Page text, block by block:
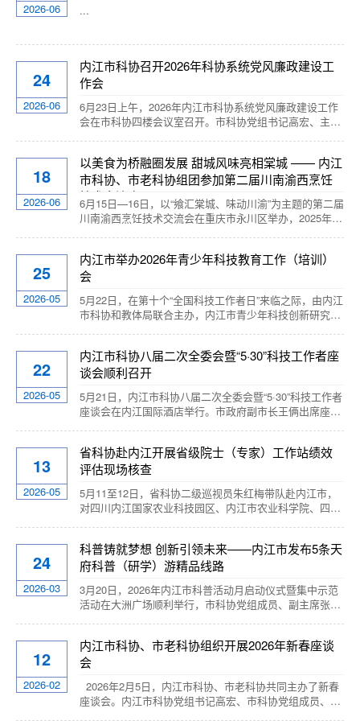
站点建设、专项补助机制等重点难点交流工作思路、提
2026-06 ...
24
2026-06
内江市科协召开2026年科协系统党风廉政建设工
作会
6月23日上午，2026年内江市科协系统党风廉政建设工作
会在市科协四楼会议室召开。市科协党组书记高宏、主席
学会、市科协机关和下属事业单位主要负责同志及经办人
员参会。会议书面传达学习二十届中央纪委第五次全会、
省纪委十二届第五次全会、市纪委八届六次全会精神、市
委警示教育会精神，引导全体参会人员对标上级部...
18
2026-06
以美食为桥融圈发展 甜城风味亮相棠城 —— 内江
市科协、市老科协组团参加第二届川南渝西烹饪
技术交流会
6月15日—16日，以“飨汇棠城、味动川渝”为主题的第二届
川南渝西烹饪技术交流会在重庆市永川区举办，2025年，
科协会长欧可平、四川省老科协第七届会长曾清华、四川
省老科协常务副会长兼秘书长陶智全等出席活动。川渝八
科协党组书记高宏带队，组织我市老科协...
25
2026-05
内江市举办2026年青少年科技教育工作（培训）
会
5月22日，在第十个“全国科技工作者日”来临之际，由内江
市科协和教体局联合主办，内江市青少年科技创新研究会
行，各县（市、区）科协、教体局相关负责人和科技教育
工作者代表共计140多人参加了会议。市科协党组书记高
谭友坤莅会指导。 开班式上，...
22
2026-05
内江市科协八届二次全委会暨“5·30”科技工作者座
谈会顺利召开
5月21日，内江市科协八届二次全委会暨“5·30”科技工作者
座谈会在内江国际酒店举行。市政府副市长王俩出席座谈
所、企业及科技工作者代表近100人参加会议。会议书面
传达学习四川省科协十届五次常委会、十届三次全委会精
委员会2025年工作报告，审议并选举产...
13
2026-05
省科协赴内江开展省级院士（专家）工作站绩效
评估现场核查
5月11至12日，省科协二级巡视员朱红梅带队赴内江市，
对四川内江国家农业科技园区、内江市农业科学院、四川
省级院士（专家）工作站绩效评估工作要求，坚持“直奔一
线、直查实效”原则，不搞形式主义、不重纸面材料，重点
24
2026-03
科普铸就梦想 创新引领未来——内江市发布5条天
府科普（研学）游精品线路
3月20日，2026年内江市科普活动月启动仪式暨集中示范
活动在大洲广场顺利举行，市科协党组成员、副主席张勇
批5条精品线路，为全市科普活动月拉开精彩序幕，也为
内江科普文旅融合发展按下“加速键”。本次发布的5条天府
研学基地”、东兴区“范长江小记者科...
12
2026-02
内江市科协、市老科协组织开展2026年新春座谈
会
2026年2月5日，内江市科协、市老科协共同主办了新春
座谈会。内江市科协党组书记高宏、市科协党组成员、副